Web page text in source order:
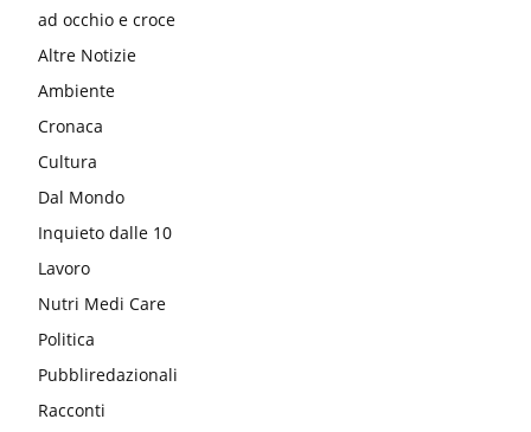
ad occhio e croce
Altre Notizie
Ambiente
Cronaca
Cultura
Dal Mondo
Inquieto dalle 10
Lavoro
Nutri Medi Care
Politica
Pubbliredazionali
Racconti